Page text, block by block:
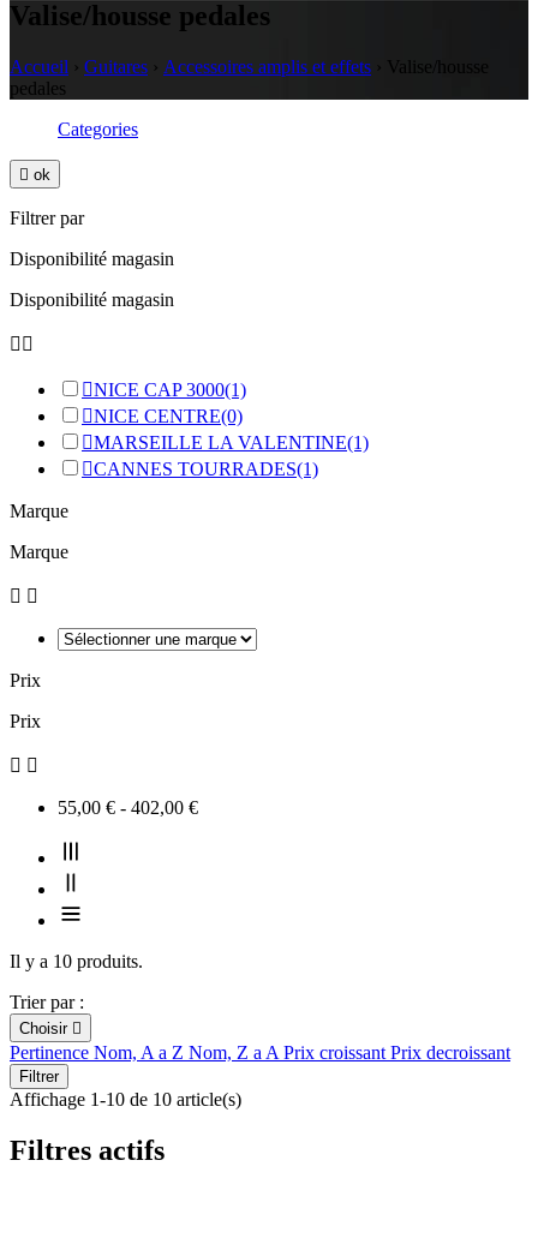
Valise/housse pedales
Accueil › Guitares › Accessoires amplis et effets › Valise/housse
pedales
Categories
 ok
Filtrer par
Disponibilité magasin
Disponibilité magasin
 
NICE CAP 3000(1)
NICE CENTRE(0)
MARSEILLE LA VALENTINE(1)
CANNES TOURRADES(1)
Marque
Marque
 
Prix
Prix
 
55,00 € - 402,00 €
Il y a 10 produits.
Trier par :
Choisir 
Pertinence Nom, A a Z Nom, Z a A Prix croissant Prix decroissant
Filtrer
Affichage 1-10 de 10 article(s)
Filtres actifs